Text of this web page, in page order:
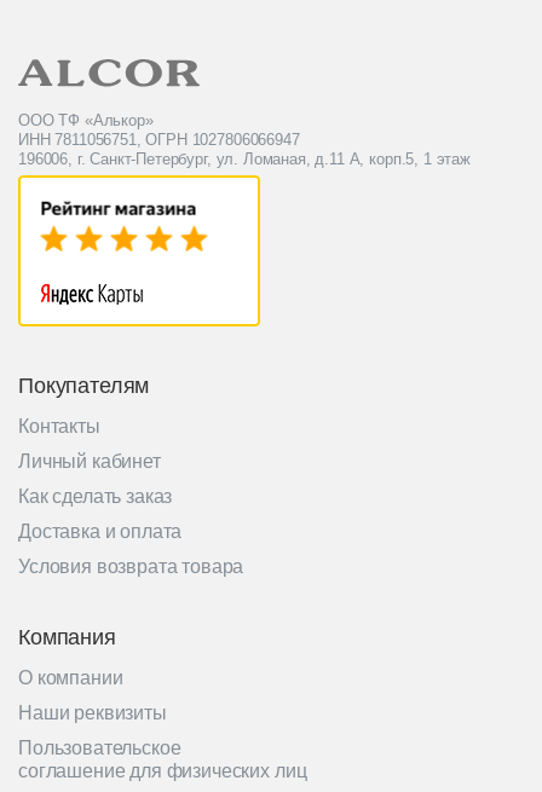
ООО ТФ «Алькор»
ИНН 7811056751, ОГРН 1027806066947
196006, г. Санкт-Петербург, ул. Ломаная, д.11 А, корп.5, 1 этаж
Покупателям
Контакты
Личный кабинет
Как сделать заказ
Доставка и оплата
Условия возврата товара
Компания
О компании
Наши реквизиты
Пользовательское
соглашение для физических лиц